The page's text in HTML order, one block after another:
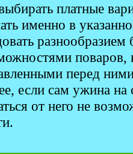
платные
именно в
поваров,
перед
если сам ужина
от него не